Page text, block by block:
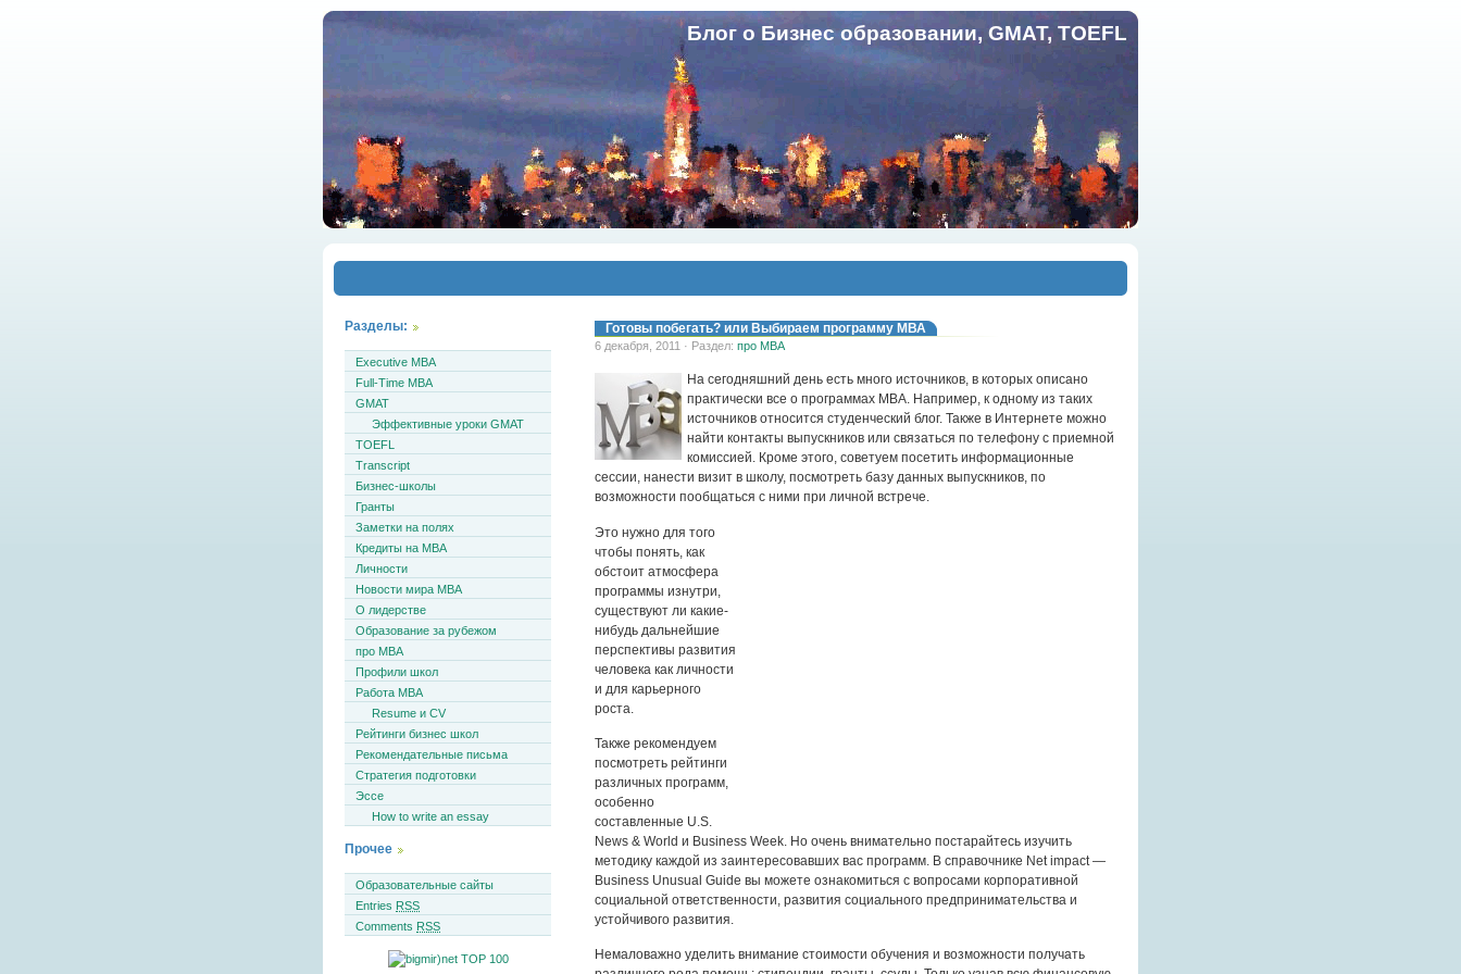
Блог о Бизнес образовании, GMAT, TOEFL
Готовы побегать? или Выбираем программу МВА
6 декабря, 2011 · Раздел: про MBA
На сегодняшний день есть много источников, в которых описано
практически все о программах МВА. Например, к одному из таких
источников относится студенческий блог. Также в Интернете можно
найти контакты выпускников или связаться по телефону с приемной
комиссией. Кроме этого, советуем посетить информационные
сессии, нанести визит в школу, посмотреть базу данных выпускников, по
возможности пообщаться с ними при личной встрече.
Это нужно для того
чтобы понять, как
обстоит атмосфера
программы изнутри,
существуют ли какие-
нибудь дальнейшие
перспективы развития
человека как личности
и для карьерного
роста.
Также рекомендуем
посмотреть рейтинги
различных программ,
особенно
составленные U.S.
News & World и Business Week. Но очень внимательно постарайтесь изучить
методику каждой из заинтересовавших вас программ. В справочнике Net impact —
Business Unusual Guide вы можете ознакомиться с вопросами корпоративной
социальной ответственности, развития социального предпринимательства и
устойчивого развития.
Немаловажно уделить внимание стоимости обучения и возможности получать
Разделы:
Executive MBA
Full-Time MBA
GMAT
Эффективные уроки GMAT
TOEFL
Transcript
Бизнес-школы
Гранты
Заметки на полях
Кредиты на MBA
Личности
Новости мира MBA
О лидерстве
Образование за рубежом
про MBA
Профили школ
Работа MBA
Resume и CV
Рейтинги бизнес школ
Рекомендательные письма
Стратегия подготовки
Эссе
How to write an essay
Прочее
Образовательные сайты
Entries RSS
Comments RSS